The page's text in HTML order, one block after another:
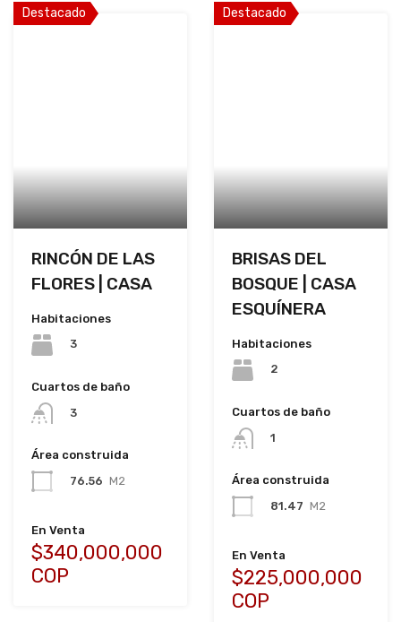
Destacado
RINCÓN DE LAS
FLORES | CASA
Habitaciones
3
Cuartos de baño
3
Área construida
76.56 M2
En Venta
$340,000,000
COP
Destacado
BRISAS DEL
BOSQUE | CASA
ESQUÍNERA
Habitaciones
2
Cuartos de baño
1
Área construida
81.47 M2
En Venta
$225,000,000
COP